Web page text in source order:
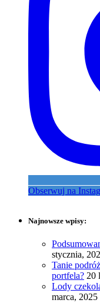
Obserwuj na
Najnowsze wpisy:
stycznia,
Tanie
portfela? 20
Lody
marca, 2025